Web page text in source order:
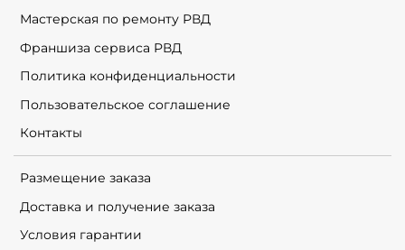
Мастерская по ремонту РВД
Франшиза сервиса РВД
Политика конфиденциальности
Пользовательское соглашение
Контакты
Размещение заказа
Доставка и получение заказа
Условия гарантии